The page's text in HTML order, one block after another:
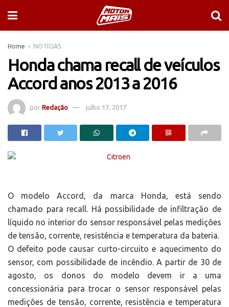
Home NOTÍCIAS
Honda chama recall de veículos
Accord anos 2013 a 2016
por Redação julho 17, 2017
O modelo Accord, da marca Honda, está sendo
chamado para recall. Há possibilidade de infiltração de
líquido no interior do sensor responsável pelas medições
de tensão, corrente, resistência e temperatura da bateria.
O defeito pode causar curto-circuito e aquecimento do
sensor, com possibilidade de incêndio. A partir de 30 de
agosto, os donos do modelo devem ir a uma
concessionária para trocar o sensor responsável pelas
medições de tensão, corrente, resistência e temperatura